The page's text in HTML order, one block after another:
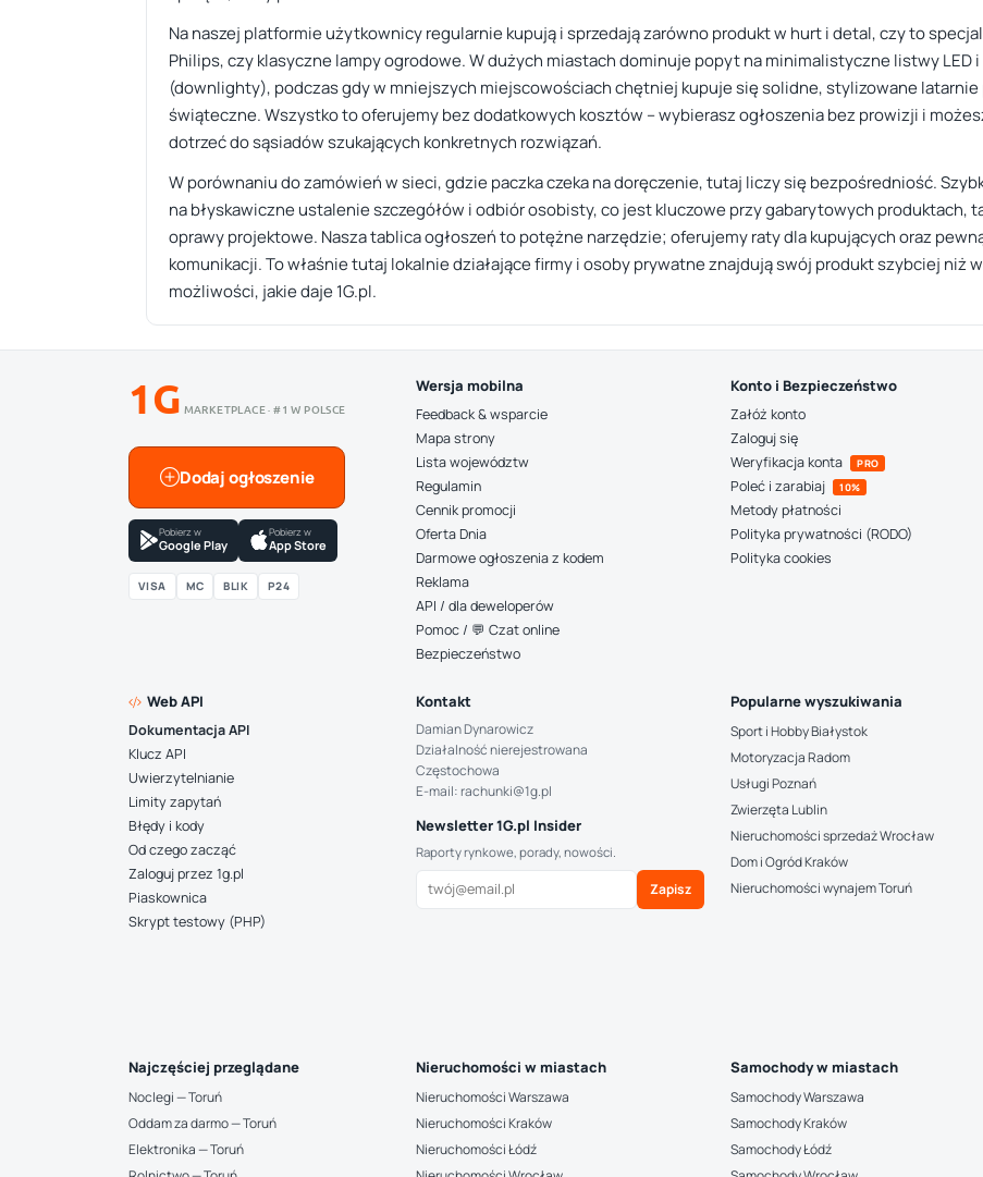
Na naszej platformie użytkownicy regularnie kupują i sprzedają zarówno produkt w hurt i detal, czy to
Philips, czy klasyczne lampy ogrodowe. W dużych miastach dominuje popyt na minimalistyczne listwy LED
(downlighty), podczas gdy w mniejszych miejscowościach chętniej kupuje się solidne, stylizowane
świąteczne. Wszystko to oferujemy bez dodatkowych kosztów – wybierasz ogłoszenia bez prowizji i
dotrzeć do sąsiadów szukających konkretnych rozwiązań.
W porównaniu do zamówień w sieci, gdzie paczka czeka na doręczenie, tutaj liczy się bezpośredniość.
na błyskawiczne ustalenie szczegółów i odbiór osobisty, co jest kluczowe przy gabarytowych produktach,
oprawy projektowe. Nasza tablica ogłoszeń to potężne narzędzie; oferujemy raty dla kupujących oraz
komunikacji. To właśnie tutaj lokalnie działające firmy i osoby prywatne znajdują swój produkt szybciej niż
możliwości, jakie daje 1G.pl.
1G MARKETPLACE · #1 W POLSCE
Dodaj ogłoszenie
Pobierz w
Google Play
Pobierz w
App Store
VISA MC BLIK P24
Wersja mobilna
Feedback & wsparcie
Mapa strony
Lista województw
Regulamin
Cennik promocji
Oferta Dnia
Darmowe ogłoszenia z kodem
Reklama
API / dla deweloperów
Pomoc / 💬 Czat online
Bezpieczeństwo
Konto i Bezpieczeństwo
Załóż konto
Zaloguj się
Weryfikacja konta
PRO
Poleć i zarabiaj 10%
Metody płatności
Polityka prywatności (RODO)
Polityka cookies
Web API
Dokumentacja API
Klucz API
Uwierzytelnianie
Limity zapytań
Błędy i kody
Od czego zacząć
Zaloguj przez 1g.pl
Piaskownica
Skrypt testowy (PHP)
Kontakt
Damian Dynarowicz
Działalność nierejestrowana
Częstochowa
E-mail: rachunki@1g.pl
Newsletter 1G.pl Insider
Raporty rynkowe, porady, nowości.
Zapisz
Popularne wyszukiwania
Sport i Hobby Białystok
Motoryzacja Radom
Usługi Poznań
Zwierzęta Lublin
Nieruchomości sprzedaż Wrocław
Dom i Ogród Kraków
Nieruchomości wynajem Toruń
Najczęściej przeglądane
Noclegi — Toruń
Oddam za darmo — Toruń
Elektronika — Toruń
Nieruchomości w miastach
Nieruchomości Warszawa
Nieruchomości Kraków
Nieruchomości Łódź
Samochody w miastach
Samochody Warszawa
Samochody Kraków
Samochody Łódź